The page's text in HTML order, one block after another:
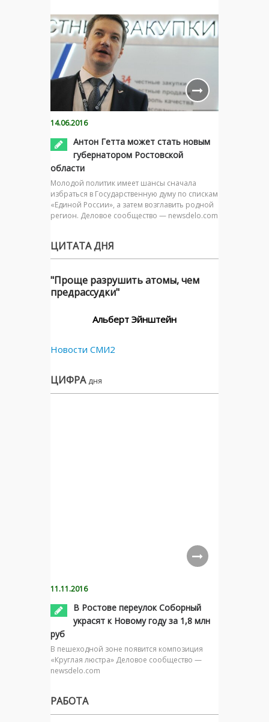
14.06.2016
Антон Гетта может стать новым
губернатором Ростовской
области
Молодой политик имеет шансы сначала
избраться в Государственную думу по спискам
«Единой России», а затем возглавить родной
регион. Деловое сообщество — newsdelo.com
ЦИТАТА ДНЯ
"Проще разрушить атомы, чем
предрассудки"
Альберт Эйнштейн
Новости СМИ2
ЦИФРА дня
11.11.2016
В Ростове переулок Соборный
украсят к Новому году за 1,8 млн
руб
В пешеходной зоне появится композиция
«Круглая люстра» Деловое сообщество —
newsdelo.com
РАБОТА